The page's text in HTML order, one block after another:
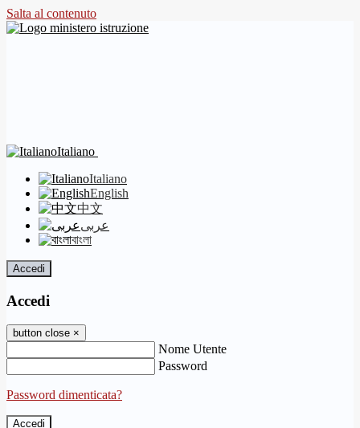
Salta al contenuto
Italiano
Italiano
English
中文
عربى
বাংলা
Accedi
Accedi
button close ×
Nome Utente
Password
Password dimenticata?